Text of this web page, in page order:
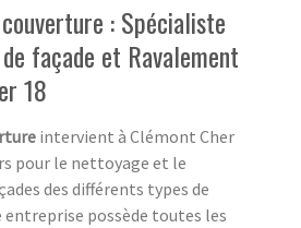
: Spécialiste
façade et Ravalement
18
intervient à Clémont Cher
pour le nettoyage et le
des différents types de
possède toutes les